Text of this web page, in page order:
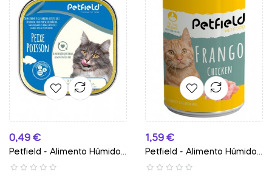
Preço
0,49 €
Petfield - Alimento Húmido...
Preço
1,59 €
Petfield - Alimento Húmido...